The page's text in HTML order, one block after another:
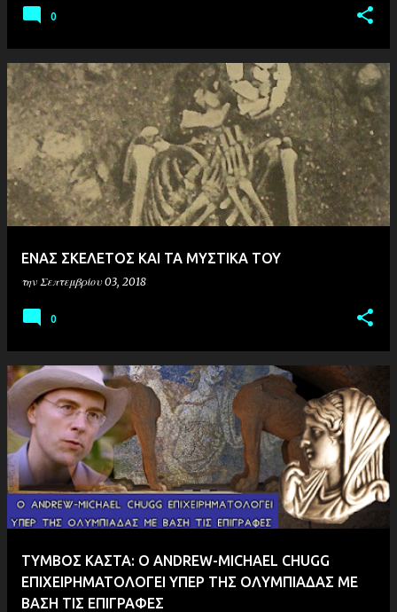
0
ΕΝΑΣ ΣΚΕΛΕΤΟΣ ΚΑΙ ΤΑ ΜΥΣΤΙΚΑ ΤΟΥ
την Σεπτεμβρίου 03, 2018
0
ΤΥΜΒΟΣ ΚΑΣΤΑ: Ο ANDREW-MICHAEL CHUGG
ΕΠΙΧΕΙΡΗΜΑΤΟΛΟΓΕΙ ΥΠΕΡ ΤΗΣ ΟΛΥΜΠΙΑΔΑΣ ΜΕ
ΒΑΣΗ ΤΙΣ ΕΠΙΓΡΑΦΕΣ